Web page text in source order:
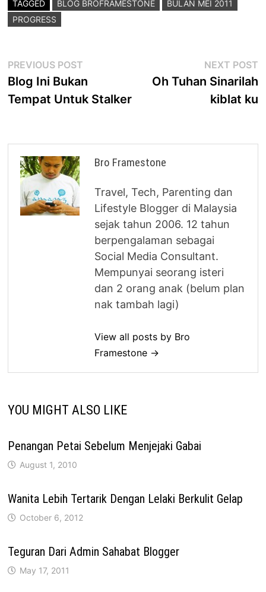
TAGGED BLOG BROFRAMESTONE
BULAN MEI 2011
PROGRESS
Post
navigation
PREVIOUS POST
post:
Blog Ini Bukan
Tempat Untuk Stalker
NEXT POST
Oh Tuhan Sinarilah
kiblat ku
Bro Framestone
Travel, Tech, Parenting dan
Lifestyle Blogger di Malaysia
sejak tahun 2006. 12 tahun
berpengalaman sebagai
Social Media Consultant.
Mempunyai seorang isteri
dan 2 orang anak (belum plan
nak tambah lagi)
View all posts by Bro
Framestone →
YOU MIGHT ALSO LIKE
Penangan Petai Sebelum Menjejaki Gabai
August 1, 2010
Wanita Lebih Tertarik Dengan Lelaki Berkulit Gelap
October 6, 2012
Teguran Dari Admin Sahabat Blogger
May 17, 2011